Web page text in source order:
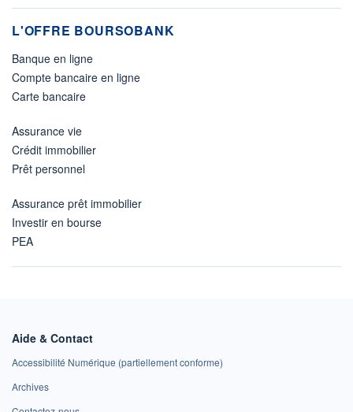
L'OFFRE BOURSOBANK
Banque en ligne
Compte bancaire en ligne
Carte bancaire
Assurance vie
Crédit immobilier
Prêt personnel
Assurance prêt immobilier
Investir en bourse
PEA
Aide & Contact
Accessibilité Numérique (partiellement conforme)
Archives